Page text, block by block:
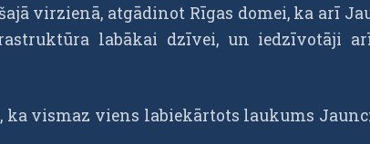
virzienā, atgādinot Rīgas domei, ka arī
labākai dzīvei, un iedzīvotāji
vismaz viens labiekārtots laukums